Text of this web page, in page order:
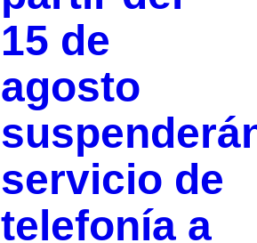
15 de
agosto
servicio de
telefonía a